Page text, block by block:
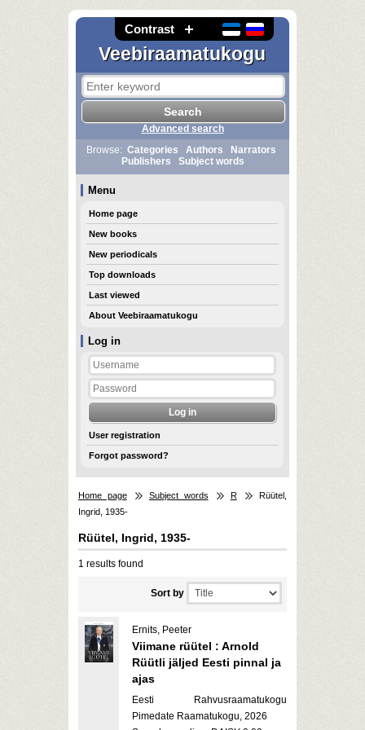
Contrast
Veebiraamatukogu
Log in
User registration
Forgot password?
Advanced search
Browse: Categories Authors
Narrators
Publishers
Subject words
Menu
Home page
New books
New periodicals
Top downloads
Last viewed
About Veebiraamatukogu
Home page Subject words R
Rüütel,
Ingrid, 1935-
Rüütel, Ingrid, 1935-
1 results found
Sort by
Ernits, Peeter
Viimane rüütel : Arnold
Rüütli jäljed Eesti pinnal ja
ajas
Eesti Rahvusraamatukogu
Pimedate Raamatukogu, 2026